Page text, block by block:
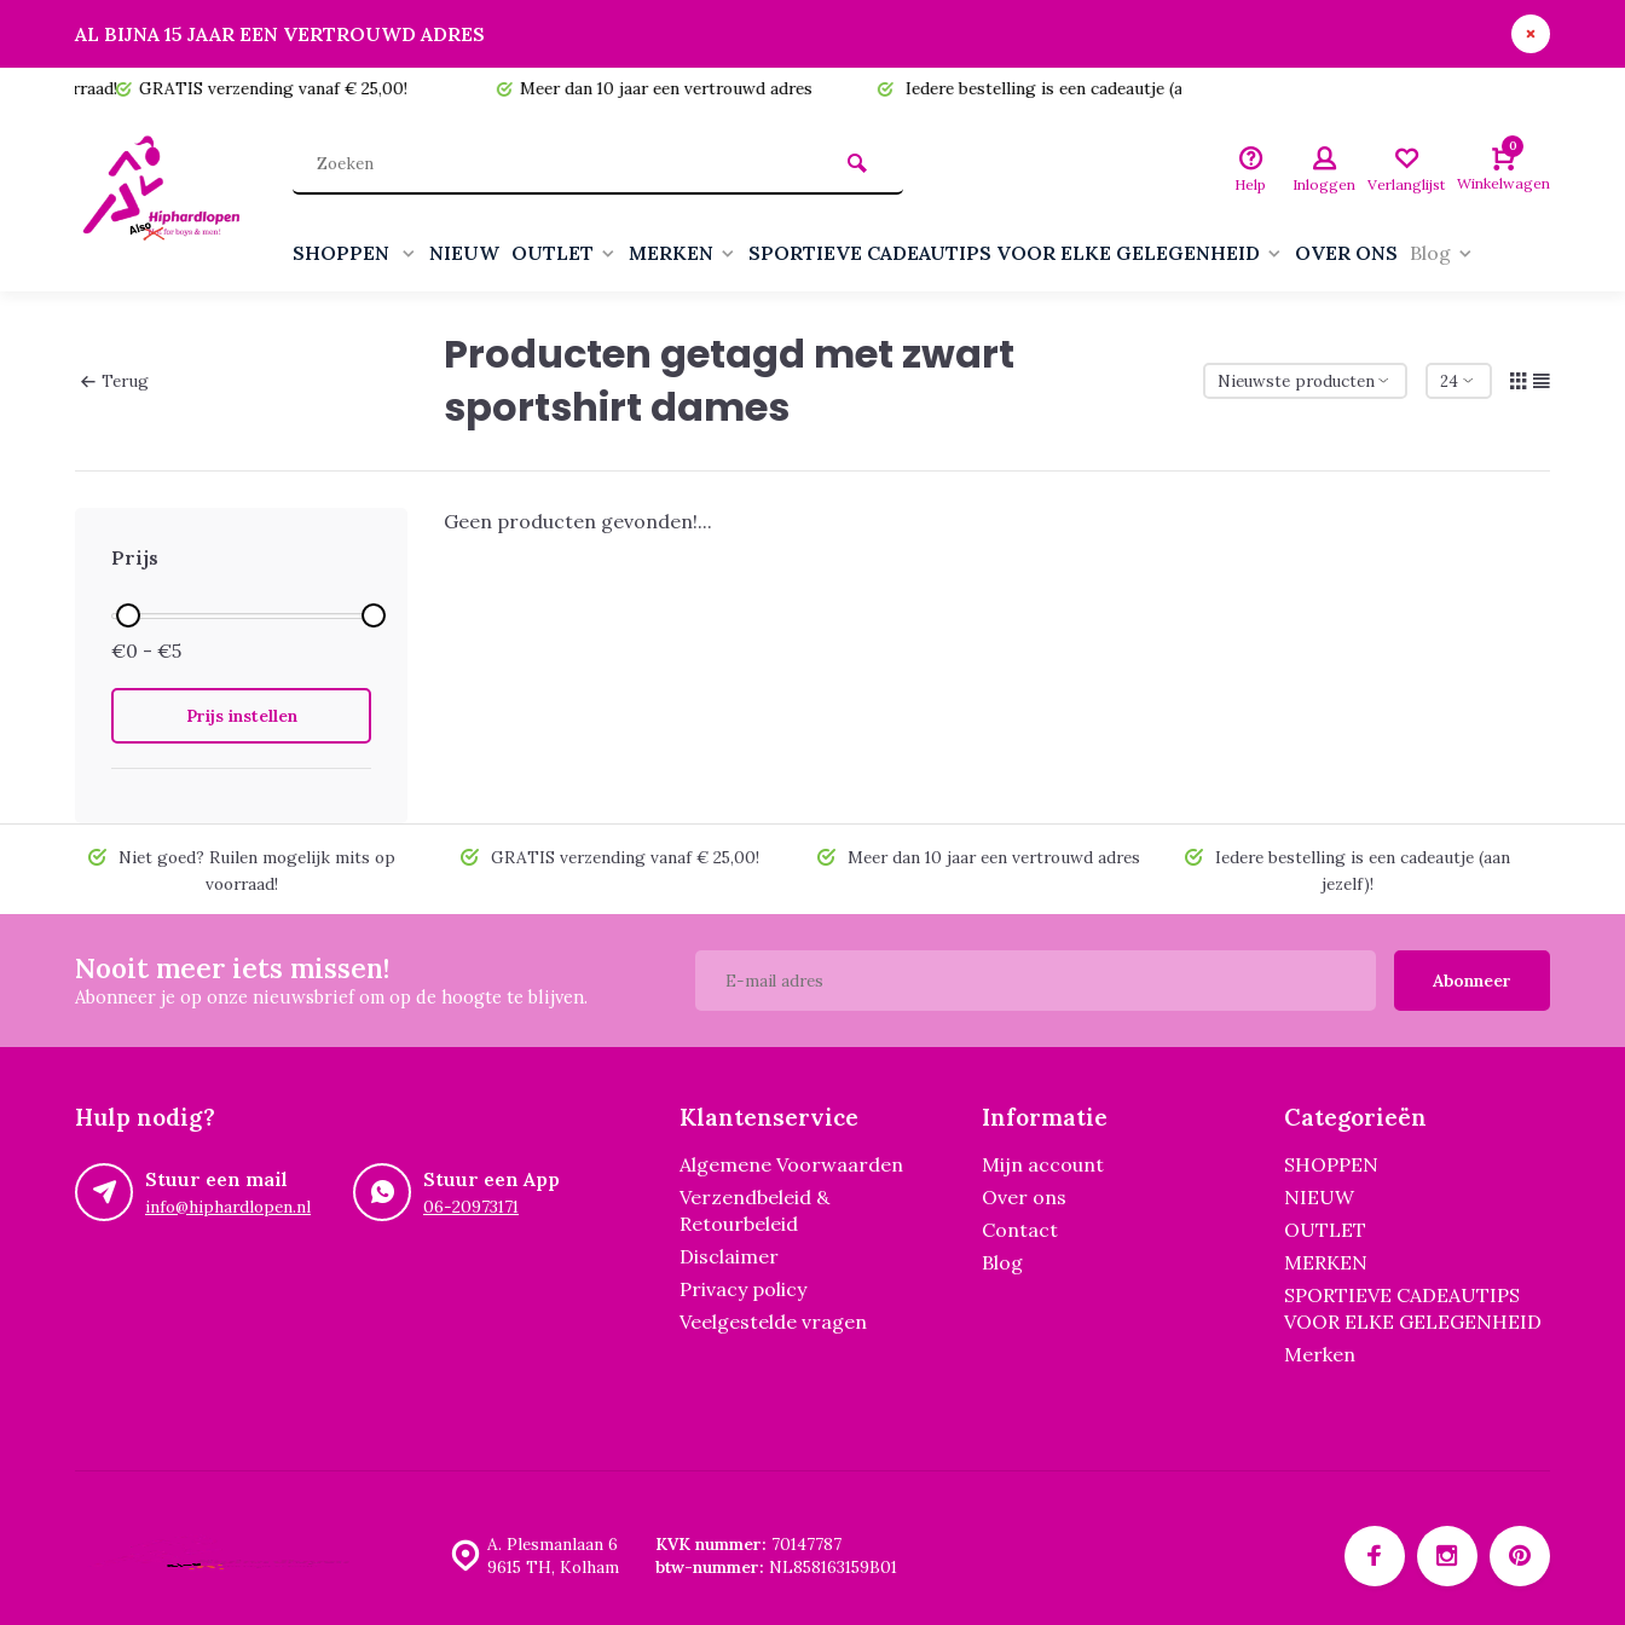
AL BIJNA 15 JAAR EEN VERTROUWD ADRES
GRATIS verzending vanaf € 25,00! Meer dan 10 jaar een vertrouwd adres Iedere bestelling is een cadeautje (aan jezelf)!
Help Inloggen Verlanglijst
0
Winkelwagen
SHOPPEN NIEUW OUTLET MERKEN SPORTIEVE CADEAUTIPS VOOR ELKE GELEGENHEID OVER ONS Blog
Terug
Producten getagd met zwart
sportshirt dames
Prijs
€0 - €5
Prijs instellen
Geen producten gevonden!...
Niet goed? Ruilen mogelijk mits op
voorraad!
GRATIS verzending vanaf € 25,00! Meer dan 10 jaar een vertrouwd adres
Iedere bestelling is een cadeautje (aan
jezelf)!
Nooit meer iets missen!
Abonneer je op onze nieuwsbrief om op de hoogte te blijven.
Abonneer
Hulp nodig?
Stuur een mail
info@hiphardlopen.nl
Stuur een App
06-20973171
Klantenservice
Algemene Voorwaarden
Verzendbeleid &
Retourbeleid
Disclaimer
Privacy policy
Veelgestelde vragen
Informatie
Mijn account
Over ons
Contact
Blog
Categorieën
SHOPPEN
NIEUW
OUTLET
MERKEN
SPORTIEVE CADEAUTIPS
VOOR ELKE GELEGENHEID
Merken
A. Plesmanlaan 6
9615 TH, Kolham
KVK nummer: 70147787
btw-nummer: NL858163159B01